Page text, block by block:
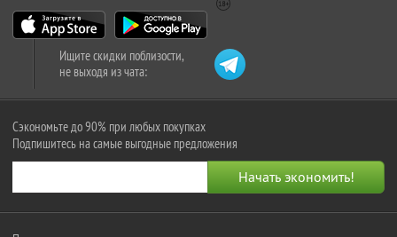
Ищите скидки поблизости,
не выходя из чата:
Сэкономьте до 90% при любых покупках
Подпишитесь на самые выгодные предложения